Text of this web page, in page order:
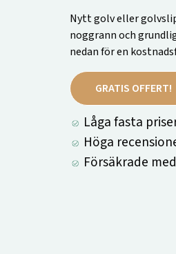
Nytt golv eller
noggrann och
nedan för en
GRATIS OFFERT!
Låga fasta
Höga
Försäkrade